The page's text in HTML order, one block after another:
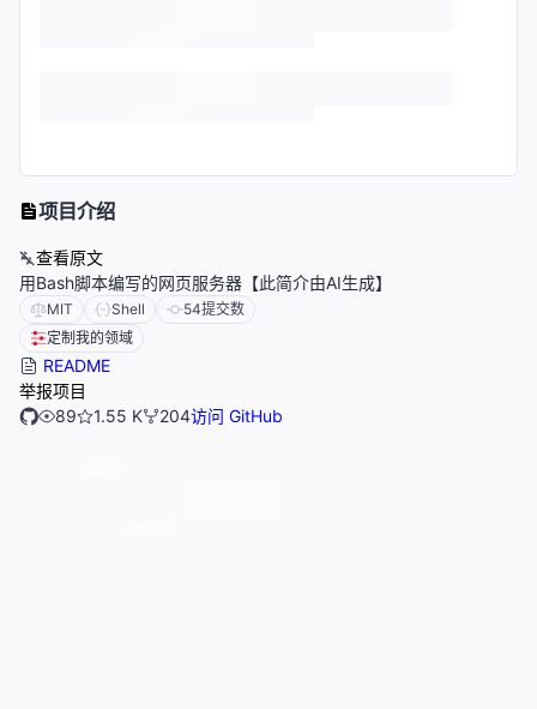
项目介绍
查看原文
用Bash脚本编写的网页服务器【此简介由AI生成】
MIT Shell 54提交数
定制我的领域
README
举报项目
89
1.55 K 204访问 GitHub